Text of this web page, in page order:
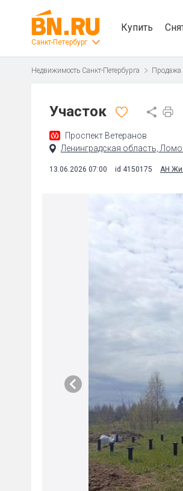
Санкт-Петербург
Купить
Недвижимость Санкт-Петербурга Продажа
Участок
Проспект Ветеранов
Ленинградская область,
13.06.2026 07:00 id 4150175 АН